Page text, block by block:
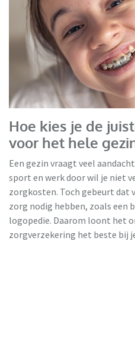
Hoe kies je de
voor het hele
Een gezin vraagt veel
sport en werk door wil je niet
zorgkosten. Toch gebeurt dat
zorg nodig hebben, zoals een
logopedie. Daarom loont het
zorgverzekering het beste bij